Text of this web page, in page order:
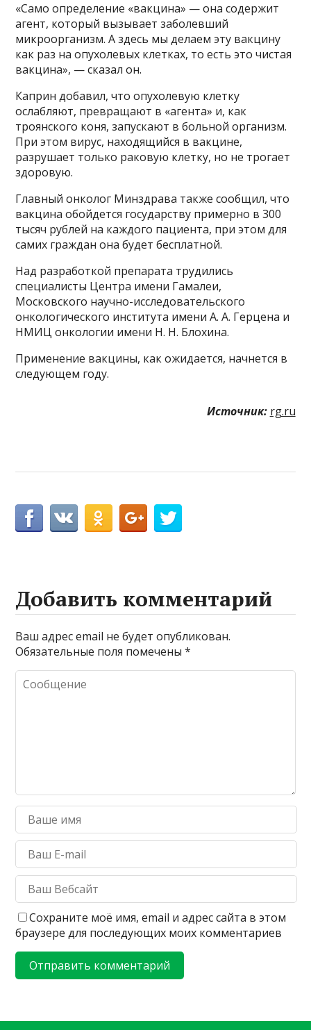
«Само определение «вакцина» — она содержит
агент, который вызывает заболевший
микроорганизм. А здесь мы делаем эту вакцину
как раз на опухолевых клетках, то есть это чистая
вакцина», — сказал он.
Каприн добавил, что опухолевую клетку
ослабляют, превращают в «агента» и, как
троянского коня, запускают в больной организм.
При этом вирус, находящийся в вакцине,
разрушает только раковую клетку, но не трогает
здоровую.
Главный онколог Минздрава также сообщил, что
вакцина обойдется государству примерно в 300
тысяч рублей на каждого пациента, при этом для
самих граждан она будет бесплатной.
Над разработкой препарата трудились
специалисты Центра имени Гамалеи,
Московского научно-исследовательского
онкологического института имени А. А. Герцена и
НМИЦ онкологии имени Н. Н. Блохина.
Применение вакцины, как ожидается, начнется в
следующем году.
Источник: rg.ru
Добавить комментарий
Ваш адрес email не будет опубликован.
Обязательные поля помечены*
Сохраните моё имя, email и адрес сайта в этом
браузере для последующих моих комментариев